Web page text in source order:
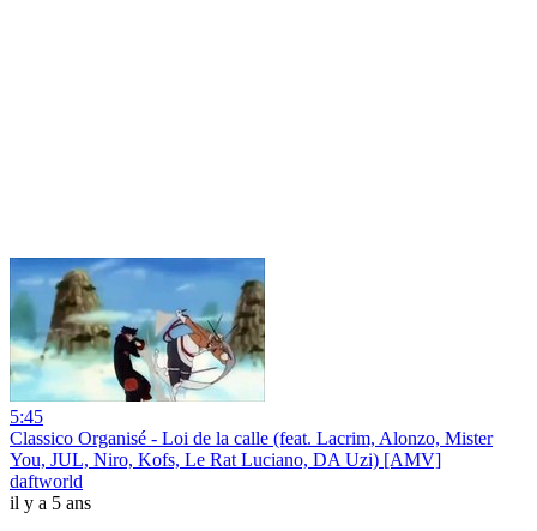
5:45
Classico Organisé - Loi de la calle (feat. Lacrim, Alonzo, Mister
You, JUL, Niro, Kofs, Le Rat Luciano, DA Uzi) [AMV]
daftworld
il y a 5 ans